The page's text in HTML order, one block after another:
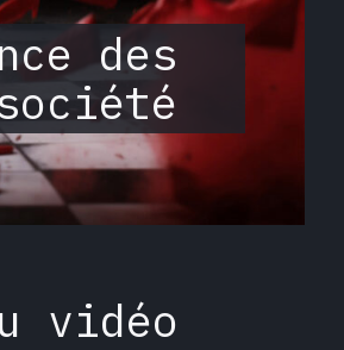
des
vidéo